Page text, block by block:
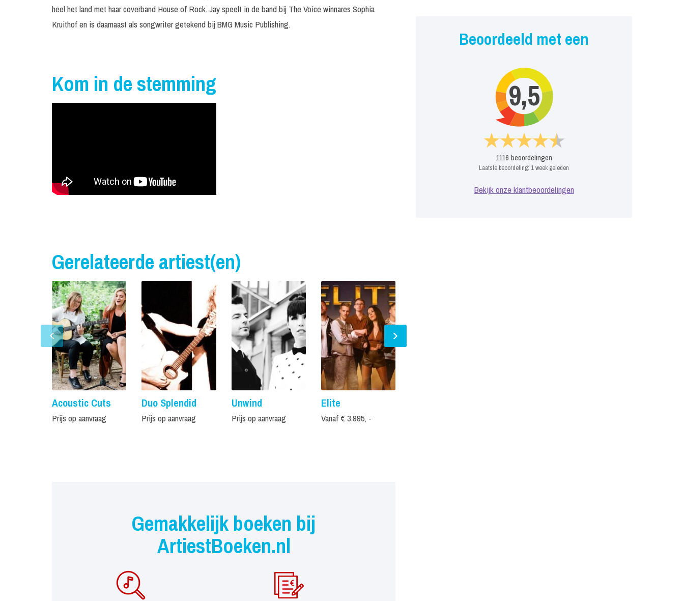
heel het land met haar coverband House of Rock. Jay speelt in de band bij The Voice winnares Sophia
Kruithof en is daarnaast als songwriter getekend bij BMG Music Publishing.
Kom in de stemming
Beoordeeld met een
9,5
1116 beoordelingen
Laatste beoordeling: 1 week geleden
Bekijk onze klantbeoordelingen
Gerelateerde artiest(en)
Acoustic Cuts
Prijs op aanvraag
Duo Splendid
Prijs op aanvraag
Unwind
Prijs op aanvraag
Elite
Vanaf € 3.995, -
Gemakkelijk boeken bij
ArtiestBoeken.nl